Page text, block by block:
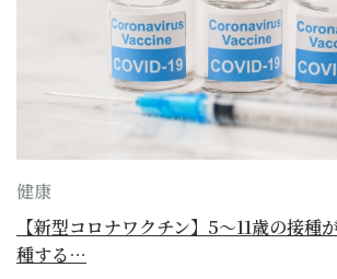
健康
【新型コロナワクチン】5～11歳の接種
種する…